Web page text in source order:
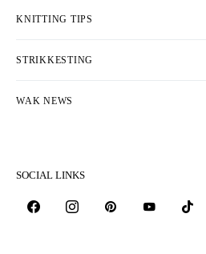
KNITTING TIPS
STRIKKESTING
WAK NEWS
SOCIAL LINKS